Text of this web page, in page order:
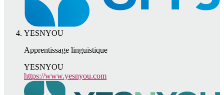
YESNYOU
Apprentissage linguistique
YESNYOU
https://www.yesnyou.com